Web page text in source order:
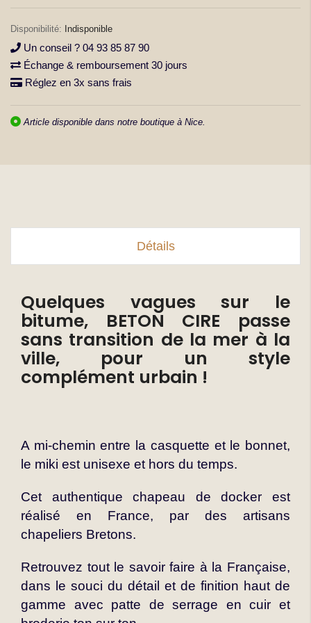
Galerie
d’images
Indisponible
Un conseil ? 04 93 85 87 90
Échange & remboursement 30 jours
Réglez en 3x sans frais
Article disponible dans notre boutique à Nice.
Détails
Quelques vagues sur le
bitume, BETON CIRE passe
sans transition de la mer à la
ville, pour un style
complément urbain !
A mi-chemin entre la casquette et le bonnet,
le miki est unisexe et hors du temps.
Cet authentique chapeau de docker est
réalisé en France, par des artisans
chapeliers Bretons.
Retrouvez tout le savoir faire à la Française,
dans le souci du détail et de finition haut de
gamme avec patte de serrage en cuir et